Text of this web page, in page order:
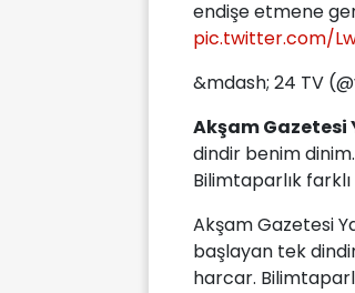
endişe etmene
pic.twitter.com/
&mdash; 24 TV
Akşam Gazetesi
dindir benim
Bilimtaparlık
Akşam Gazetesi
başlayan tek
harcar.